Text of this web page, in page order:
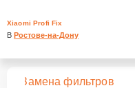
Xiaomi Profi Fix
В Ростове-на-Дону
Замена фильтров